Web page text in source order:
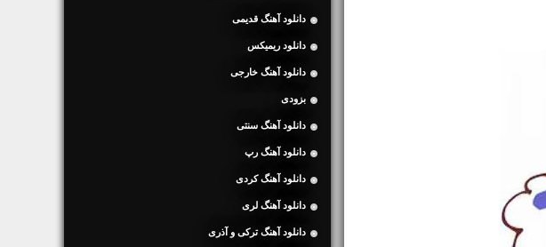
دانلود آهنگ قدیمی
دانلود ریمیکس
دانلود آهنگ خارجی
بزودی
دانلود آهنگ سنتی
دانلود آهنگ رپ
دانلود آهنگ کردی
دانلود آهنگ لری
دانلود آهنگ ترکی و آذری